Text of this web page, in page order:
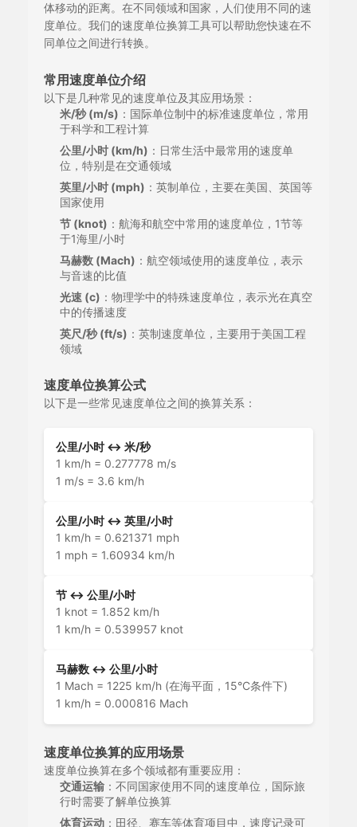
体移动的距离。在不同领域和国家，人们使用不同的速
度单位。我们的速度单位换算工具可以帮助您快速在不
同单位之间进行转换。
常用速度单位介绍
以下是几种常见的速度单位及其应用场景：
米/秒 (m/s) ：国际单位制中的标准速度单位，常用
于科学和工程计算
公里/小时 (km/h) ：日常生活中最常用的速度单
位，特别是在交通领域
英里/小时 (mph) ：英制单位，主要在美国、英国等
国家使用
节 (knot) ：航海和航空中常用的速度单位，1节等
于1海里/小时
马赫数 (Mach) ：航空领域使用的速度单位，表示
与音速的比值
光速 (c) ：物理学中的特殊速度单位，表示光在真空
中的传播速度
英尺/秒 (ft/s) ：英制速度单位，主要用于美国工程
领域
速度单位换算公式
以下是一些常见速度单位之间的换算关系：
公里/小时 ↔ 米/秒
1 km/h = 0.277778 m/s
1 m/s = 3.6 km/h
公里/小时 ↔ 英里/小时
1 km/h = 0.621371 mph
1 mph = 1.60934 km/h
节 ↔ 公里/小时
1 knot = 1.852 km/h
1 km/h = 0.539957 knot
马赫数 ↔ 公里/小时
1 Mach = 1225 km/h (在海平面，15°C条件下)
1 km/h = 0.000816 Mach
速度单位换算的应用场景
速度单位换算在多个领域都有重要应用：
交通运输 ：不同国家使用不同的速度单位，国际旅
行时需要了解单位换算
体育运动 ：田径、赛车等体育项目中，速度记录可